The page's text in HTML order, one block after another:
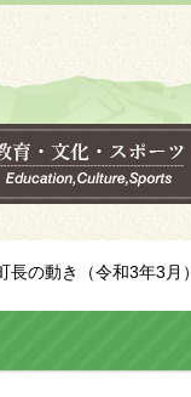
長の動き（令和3年3月）